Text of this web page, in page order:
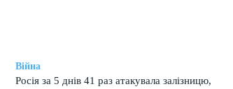
Війна
Росія за 5 днів 41 раз атакувала залізницю,